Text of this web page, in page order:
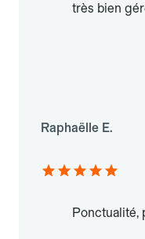
très bien
Raphaëlle E.
Ponctualité,